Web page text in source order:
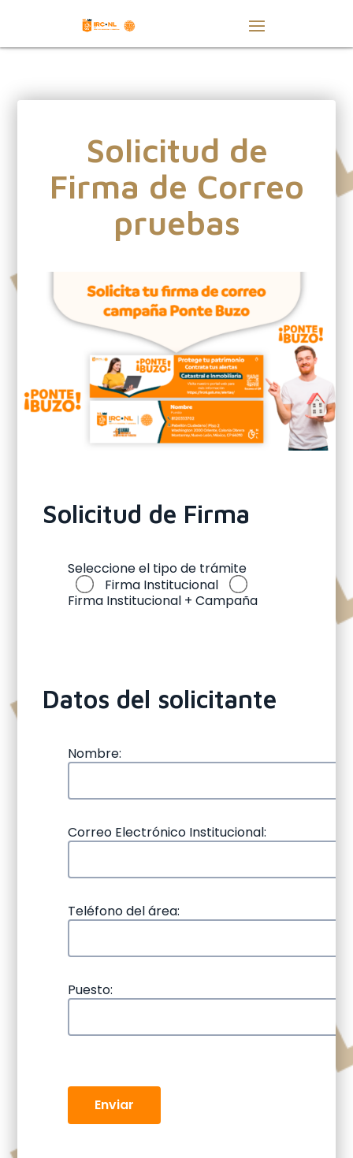
Solicitud de
Firma de Correo
pruebas
Solicitud de Firma
Seleccione el tipo de trámite
Firma Institucional
Firma Institucional + Campaña
Datos del solicitante
Nombre:
Correo Electrónico Institucional:
Teléfono del área:
Puesto:
Enviar